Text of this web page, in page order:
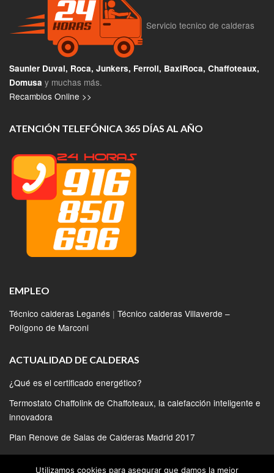
Utilizamos cookies para asegurar que damos la mejor
Servicio tecnico de calderas
Saunier Duval, Roca, Junkers, Ferroli, BaxiRoca, Chaffoteaux,
Domusa y muchas más.
Recambios Online >>
ATENCIÓN TELEFÓNICA 365 DÍAS AL AÑO
EMPLEO
Técnico calderas Leganés | Técnico calderas Villaverde –
Polígono de Marconi
ACTUALIDAD DE CALDERAS
¿Qué es el certificado energético?
Termostato Chaffolink de Chaffoteaux, la calefacción inteligente e
innovadora
Plan Renove de Salas de Calderas Madrid 2017
Calderas Bosch conectadas para ganar eficiencia